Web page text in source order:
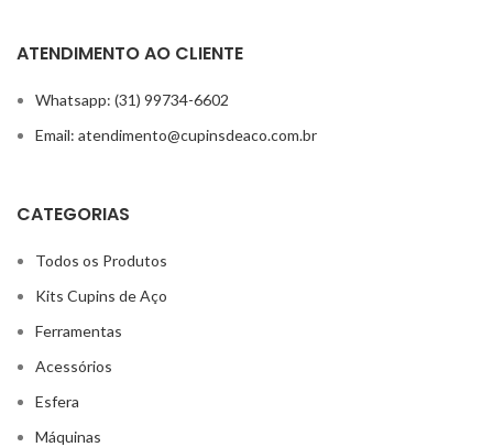
ATENDIMENTO AO CLIENTE
Whatsapp: (31) 99734-6602
Email: atendimento@cupinsdeaco.com.br
CATEGORIAS
Todos os Produtos
Kits Cupins de Aço
Ferramentas
Acessórios
Esfera
Máquinas